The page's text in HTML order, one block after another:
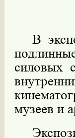
В
силовых
музеев и